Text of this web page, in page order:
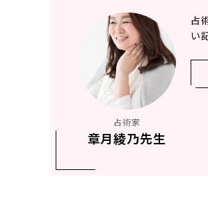
占術家
章月綾乃先生
占
い